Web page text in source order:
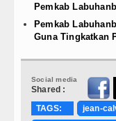
Pemkab
Pemkab
Guna Tingkatkan
Social media
Shared :
TAGS:
jean-